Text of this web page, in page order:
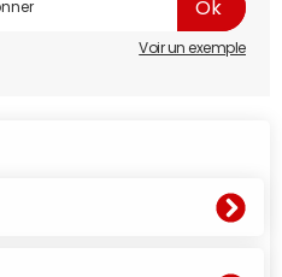
Voir un exemple